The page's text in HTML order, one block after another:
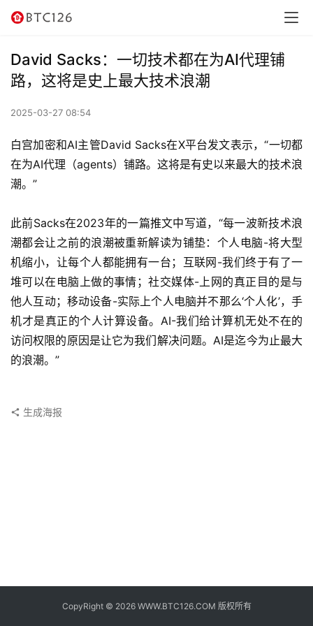
讯
讯
情
交
易
所
虚
拟
卡
电
子
钱
包
港
地
David Sacks：一切技术都在为AI代理铺
路，这将是史上最大技术浪潮
2025-03-27 08:54
白宫加密和AI主管David Sacks在X平台发文表示，“一切都
在为AI代理（agents）铺路。这将是有史以来最大的技术浪
潮。”
此前Sacks在2023年的一篇推文中写道，“每一波新技术浪
潮都会让之前的浪潮被重新解读为铺垫：个人电脑-将大型
机缩小，让每个人都能拥有一台；互联网-我们终于有了一
堆可以在电脑上做的事情；社交媒体-上网的真正目的是与
他人互动；移动设备-实际上个人电脑并不那么‘个人化’，手
机才是真正的个人计算设备。AI-我们给计算机无处不在的
访问权限的原因是让它为我们解决问题。AI是迄今为止最大
的浪潮。”
生成海报
CopyRight © 2026 WWW.BTC126.COM 版权所有